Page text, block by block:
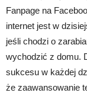
Fanpage na
internet jest w
jeśli chodzi o
wychodzić z domu.
sukcesu w każdej
że zaawansowanie